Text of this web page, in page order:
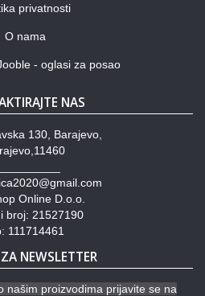
privatnosti
O nama
- oglasi za posao
NAS
130, Barajevo,
Online D.o.o.
broj: 21527190
111714461
NEWSLETTER
našim proizvodima prijavite se na